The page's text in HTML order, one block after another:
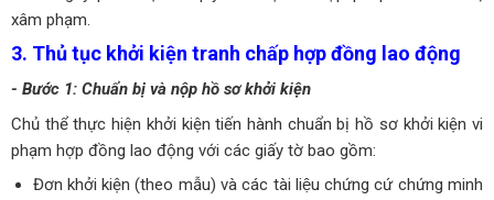
xâm phạm.
3. Thủ tục khởi kiện tranh chấp hợp đồng lao động
- Bước 1: Chuẩn bị và nộp hồ sơ khởi kiện
Chủ thể thực hiện khởi kiện tiến hành chuẩn bị hồ sơ khởi kiện vi
phạm hợp đồng lao động với các giấy tờ bao gồm:
Đơn khởi kiện (theo mẫu) và các tài liệu chứng cứ chứng minh